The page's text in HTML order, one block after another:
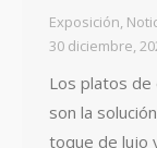
Exposición,
30 diciembre,
Los platos de
son la
toque de lujo